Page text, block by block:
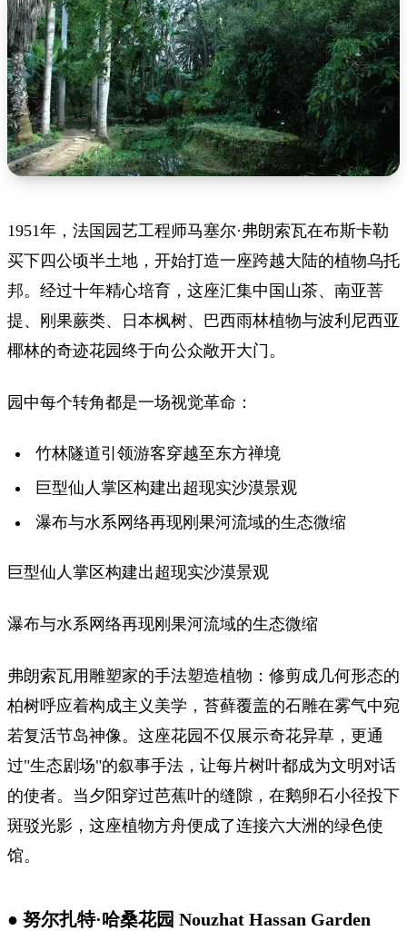
1951年，法国园艺工程师马塞尔·弗朗索瓦在布斯卡勒
买下四公顷半土地，开始打造一座跨越大陆的植物乌托
邦。经过十年精心培育，这座汇集中国山茶、南亚菩
提、刚果蕨类、日本枫树、巴西雨林植物与波利尼西亚
椰林的奇迹花园终于向公众敞开大门。
园中每个转角都是一场视觉革命：
竹林隧道引领游客穿越至东方禅境
巨型仙人掌区构建出超现实沙漠景观
瀑布与水系网络再现刚果河流域的生态微缩
巨型仙人掌区构建出超现实沙漠景观
瀑布与水系网络再现刚果河流域的生态微缩
弗朗索瓦用雕塑家的手法塑造植物：修剪成几何形态的
柏树呼应着构成主义美学，苔藓覆盖的石雕在雾气中宛
若复活节岛神像。这座花园不仅展示奇花异草，更通
过"生态剧场"的叙事手法，让每片树叶都成为文明对话
的使者。当夕阳穿过芭蕉叶的缝隙，在鹅卵石小径投下
斑驳光影，这座植物方舟便成了连接六大洲的绿色使
馆。
● 努尔扎特·哈桑花园 Nouzhat Hassan Garden